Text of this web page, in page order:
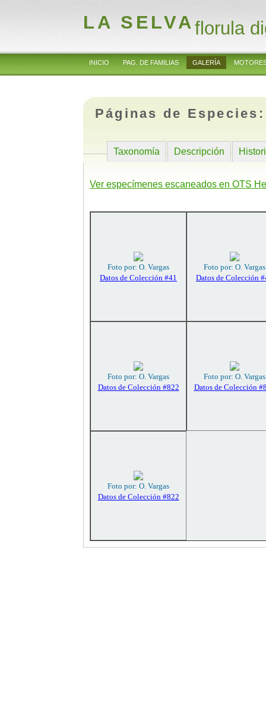
LA SELVAflorula
INICIO PAG. DE FAMILIAS GALERÍA
Páginas de
Taxonomía Descripción
Ver especímenes escaneados en OTS
Foto por: O. Vargas
Datos de Colección #41
Foto por: O. Vargas
Datos de Colección
Foto por: O. Vargas
Datos de Colección #822
Foto por: O. Vargas
Datos de Colección
Foto por: O. Vargas
Datos de Colección #822